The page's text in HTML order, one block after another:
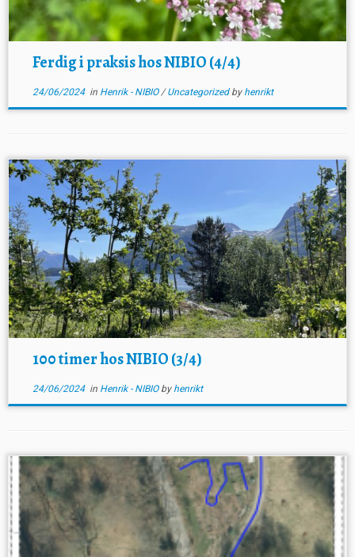
Ferdig i praksis hos NIBIO (4/4)
24/06/2024in Henrik - NIBIO/Uncategorized by henrikt
100 timer hos NIBIO (3/4)
24/06/2024in Henrik - NIBIO by henrikt